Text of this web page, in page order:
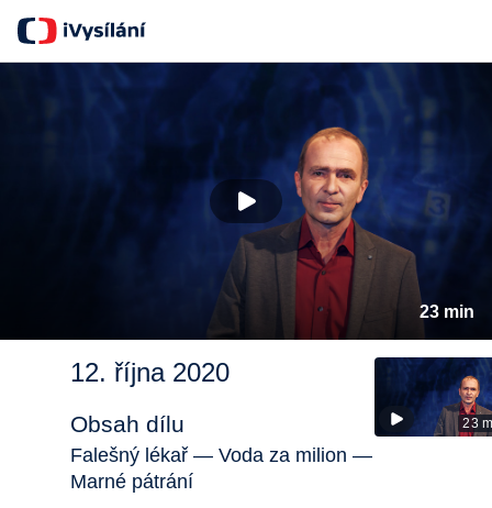
23 min
12. října 2020
Obsah dílu
Falešný lékař — Voda za milion —
Marné pátrání
23